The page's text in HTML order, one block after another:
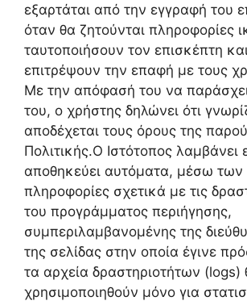
εξαρτάται από την εγγραφή του
όταν θα ζητούνται πληροφορίες
ταυτοποιήσουν τον επισκέπτη
επιτρέψουν την επαφή με τους
Με την απόφασή του να παράσχει
του, ο χρήστης δηλώνει ότι
αποδέχεται τους όρους της
Πολιτικής.Ο Ιστότοπος λαμβάνει
αποθηκεύει αυτόματα, μέσω των
πληροφορίες σχετικά με τις
του προγράμματος περιήγησης,
συμπεριλαμβανομένης της
της σελίδας στην οποία έγινε
τα αρχεία δραστηριοτήτων (logs)
χρησιμοποιηθούν μόνο για